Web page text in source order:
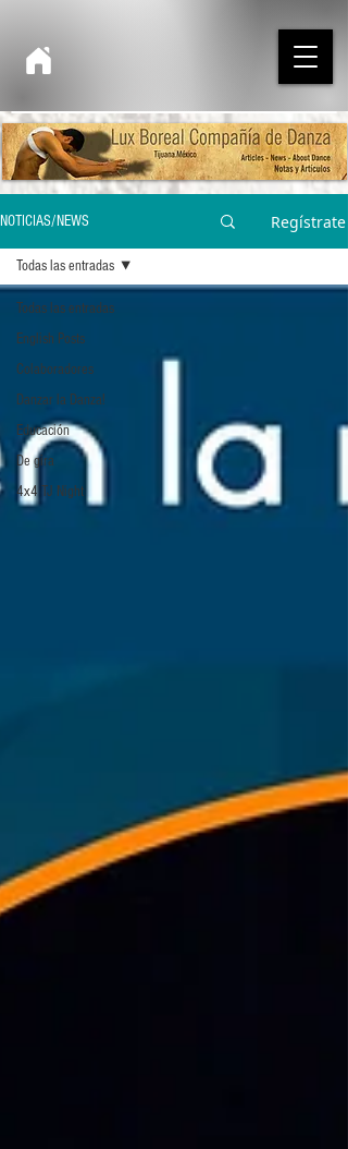
NOTICIAS/NEWS Regístrate
Todas las entradas
English Posts
Colaboradores
Danzar la Danza!
Educación
De gira
4x4 TJ Night
Todas las entradas